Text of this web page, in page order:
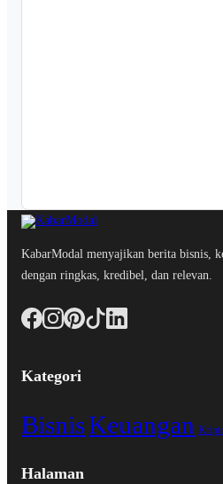
KabarModal menyajikan berita bisnis,
dengan ringkas, kredibel, dan relevan.
Kategori
BisnisKeuangan
Halaman